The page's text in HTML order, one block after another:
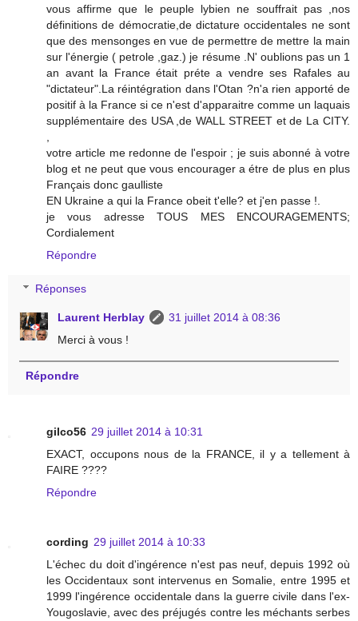
vous affirme que le peuple lybien ne souffrait pas ,nos
définitions de démocratie,de dictature occidentales ne sont
que des mensonges en vue de permettre de mettre la main
sur l'énergie ( petrole ,gaz.) je résume .N' oublions pas un 1
an avant la France était préte a vendre ses Rafales au
"dictateur".La réintégration dans l'Otan ?n'a rien apporté de
positif à la France si ce n'est d'apparaitre comme un laquais
supplémentaire des USA ,de WALL STREET et de La CITY.
,
votre article me redonne de l'espoir ; je suis abonné à votre
blog et ne peut que vous encourager a étre de plus en plus
Français donc gaulliste
EN Ukraine a qui la France obeit t'elle? et j'en passe !.
je vous adresse TOUS MES ENCOURAGEMENTS;
Cordialement
Répondre
Réponses
Laurent Herblay
31 juillet 2014 à 08:36
Merci à vous !
Répondre
gilco56 29 juillet 2014 à 10:31
EXACT, occupons nous de la FRANCE, il y a tellement à
FAIRE ????
Répondre
cording 29 juillet 2014 à 10:33
L'échec du doit d'ingérence n'est pas neuf, depuis 1992 où
les Occidentaux sont intervenus en Somalie, entre 1995 et
1999 l'ingérence occidentale dans la guerre civile dans l'ex-
Yougoslavie, avec des préjugés contre les méchants serbes